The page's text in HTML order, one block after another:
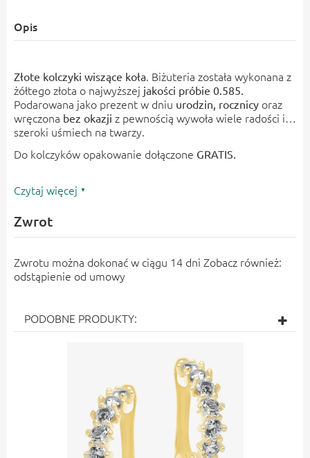
Opis
Złote kolczyki wiszące koła. Biżuteria została wykonana z
żółtego złota o najwyższej jakości próbie 0.585.
Podarowana jako prezent w dniu urodzin, rocznicy oraz
wręczona bez okazji z pewnością wywoła wiele radości i
szeroki uśmiech na twarzy.
Do kolczyków opakowanie dołączone GRATIS.
Czytaj więcej
Zwrot
Zwrotu można dokonać w ciągu 14 dni Zobacz również:
odstąpienie od umowy
PODOBNE PRODUKTY: